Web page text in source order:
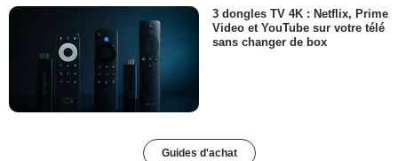
3 dongles TV 4K : Netflix, Prime
Video et YouTube sur votre télé
sans changer de box
Guides d'achat